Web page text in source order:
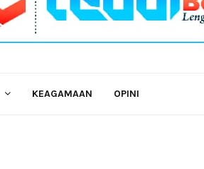
KEAGAMAAN OPINI